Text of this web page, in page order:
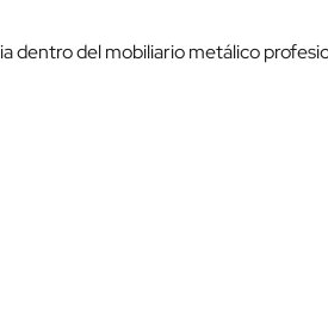
del mobiliario metálico